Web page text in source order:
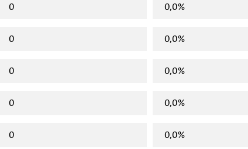
0 0,0%
0 0,0%
0 0,0%
0 0,0%
0 0,0%